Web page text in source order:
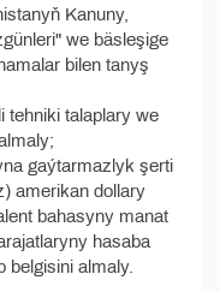
Kanuny,
we bäsleşige
bilen tanyş
tehniki talaplary we
gaýtarmazlyk şerti
amerikan dollary
bahasyny manat
hasaba
belgisini almaly.